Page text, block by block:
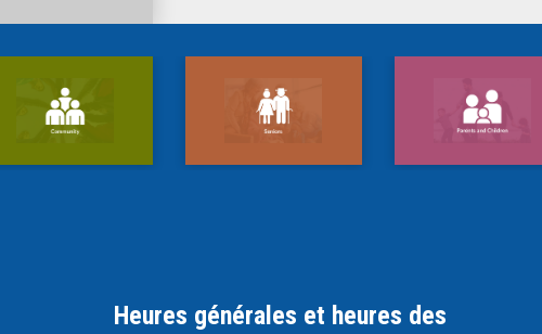
Heures générales et heures des